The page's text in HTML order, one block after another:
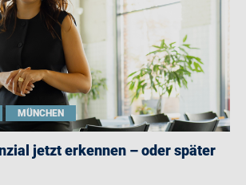
MÜNCHEN
jetzt erkennen – oder später